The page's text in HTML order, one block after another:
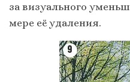
за визуального
мере её удаления.